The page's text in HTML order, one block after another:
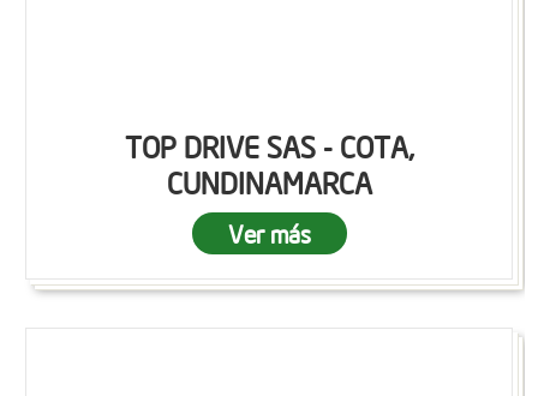
TOP DRIVE SAS - COTA,
CUNDINAMARCA
Ver más